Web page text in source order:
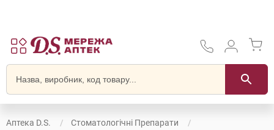
Аптека D.S.
Стоматологічні Препарати